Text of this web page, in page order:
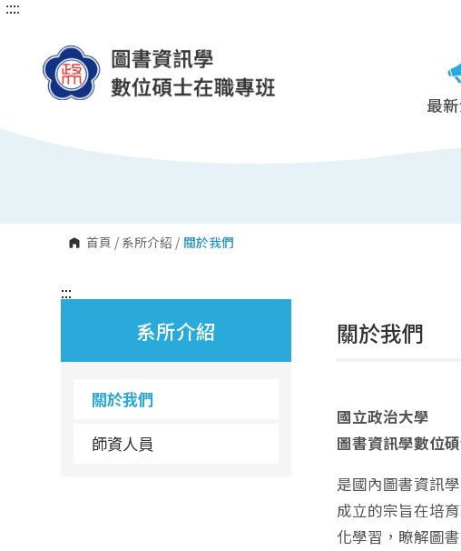
跳
:::
最
首頁 / 系所介紹 / 關於我們
:::
系所介紹
關於我們
師資人員
:::
關於我們
國立政治大學
圖書資訊學數位
是國內圖書資訊
成立的宗旨在培
化學習，瞭解圖